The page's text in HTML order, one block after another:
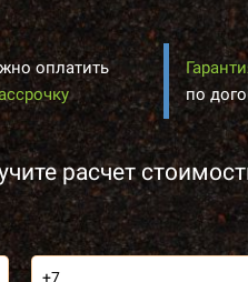
по
оплатить
расчет